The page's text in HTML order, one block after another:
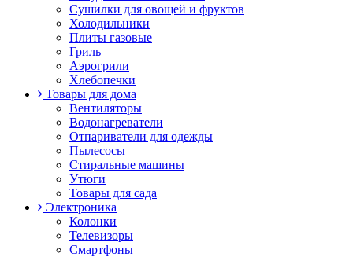
Сушилки для овощей и фруктов
Холодильники
Плиты газовые
Гриль
Аэрогрили
Хлебопечки
Товары для дома
Вентиляторы
Водонагреватели
Отпариватели для одежды
Пылесосы
Стиральные машины
Утюги
Товары для сада
Электроника
Колонки
Телевизоры
Смартфоны